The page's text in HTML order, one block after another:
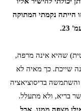
הייתה נקמתי המתוקה
שהיא אינה מרפה,
שייכת. כך מאיה לא
בדיסוציאציה
בריא, ולא מתעלל.